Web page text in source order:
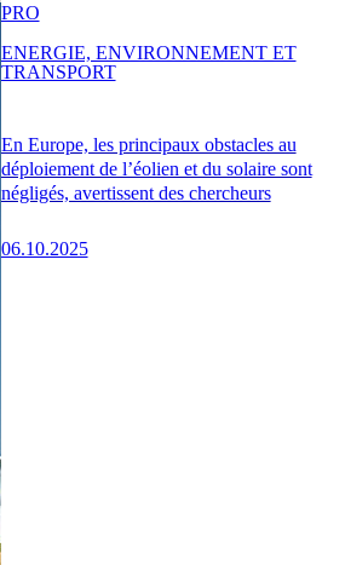
En Europe, les principaux obstacles au
déploiement de l’éolien et du solaire sont
négligés, avertissent des chercheurs
06.10.2025
PRO
ENERGIE, ENVIRONNEMENT ET
TRANSPORT